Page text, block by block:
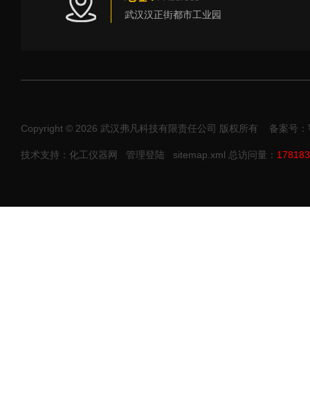
武汉汉正街都市工业园
Copyright © 2026 武汉弗凡科技有限责任公司 版权所有 备案号
技术支持：化工仪器网 管理登陆 sitemap.xml 总访问量： 178183